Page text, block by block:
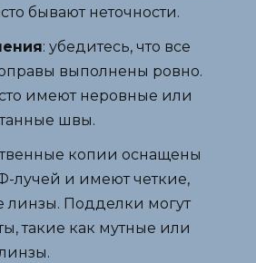
бывают неточности.
: убедитесь, что все
выполнены ровно.
имеют неровные или
швы.
копии оснащены
лучей и имеют четкие,
линзы. Подделки могут
такие как мутные или